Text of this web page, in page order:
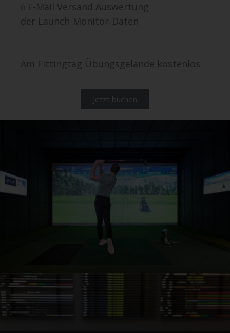
ü E-Mail Versand Auswertung
der Launch-Monitor-Daten
Am Fittingtag Übungsgelände kostenlos
Jetzt buchen